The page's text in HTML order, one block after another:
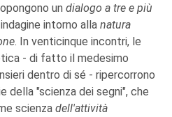
un dialogo a tre e più
intorno alla natura
. In venticinque incontri, le
- di fatto il medesimo
dentro di sé - ripercorrono
della "scienza dei segni", che
scienza dell'attività